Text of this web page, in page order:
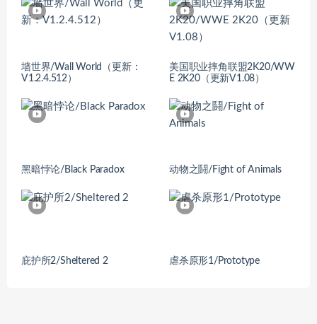
墙世界/Wall World（更新：
V1.2.4.512）
美国职业摔角联盟2K20/WW
E 2K20（更新V1.08）
黑暗悖论/Black Paradox 动物之鬪/Fight of Animals
庇护所2/Sheltered 2 虐杀原形1/Prototype